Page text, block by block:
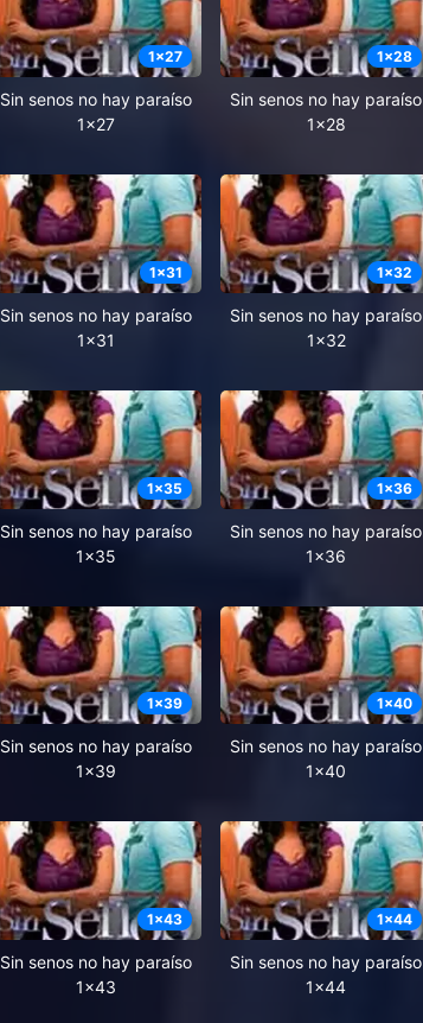
1x27
Sin senos no hay paraíso
1x27
1x28
Sin senos no hay paraíso
1x28
1x31
Sin senos no hay paraíso
1x31
1x32
Sin senos no hay paraíso
1x32
1x35
Sin senos no hay paraíso
1x35
1x36
Sin senos no hay paraíso
1x36
1x39
Sin senos no hay paraíso
1x39
1x40
Sin senos no hay paraíso
1x40
1x43
Sin senos no hay paraíso
1x43
1x44
Sin senos no hay paraíso
1x44